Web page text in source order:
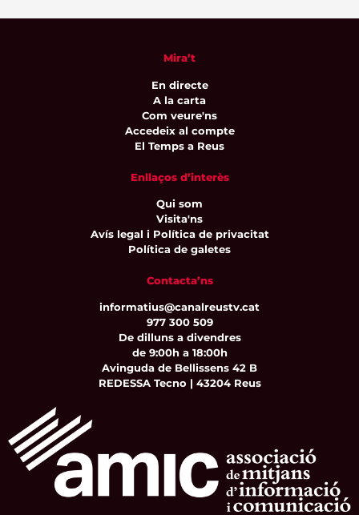
Mira’t
En directe
A la carta
Com veure'ns
Accedeix al compte
El Temps a Reus
Enllaços d’interès
Qui som
Visita'ns
Avís legal i Política de privacitat
Política de galetes
Contacta’ns
informatius@canalreustv.cat
977 300 509
De dilluns a divendres
de 9:00h a 18:00h
Avinguda de Bellissens 42 B
REDESSA Tecno | 43204 Reus